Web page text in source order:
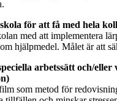
för att få med hela
med att implementera
hjälpmedel. Målet är att
arbetssätt och/
som metod för